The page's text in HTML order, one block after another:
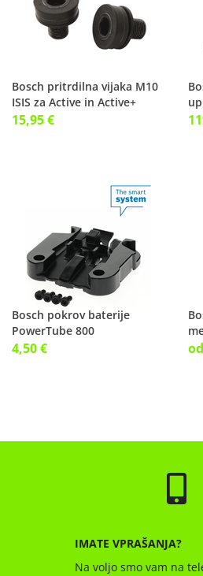
Bosch pritrdilna vijaka M10
ISIS za Active in Active+
15,95 €
Bosch pokrov baterije
PowerTube 800
Horizontalna
4,50 €
IMATE VPRAŠANJA?
Na voljo smo vam na